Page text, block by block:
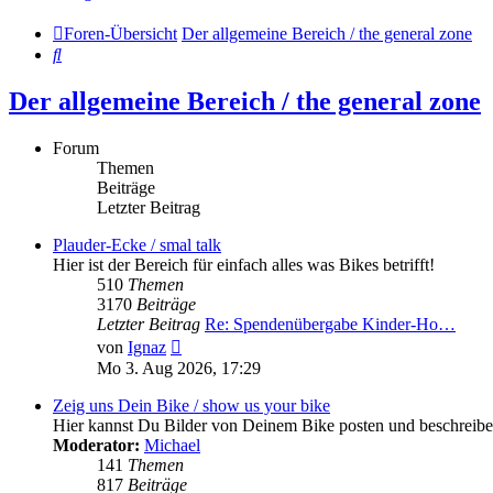
Foren-Übersicht Der allgemeine Bereich / the general zone
Suche
Der allgemeine Bereich / the general zone
Forum
Themen
Beiträge
Letzter Beitrag
Plauder-Ecke / smal talk
Hier ist der Bereich für einfach alles was Bikes betrifft!
510 Themen
3170 Beiträge
Letzter Beitrag Re: Spendenübergabe Kinder-Ho…
von Ignaz
Beitrag
Mo 3. Aug 2026, 17:29
Zeig uns Dein Bike / show us your bike
Hier kannst Du Bilder von Deinem Bike posten und
Moderator: Michael
141 Themen
817 Beiträge